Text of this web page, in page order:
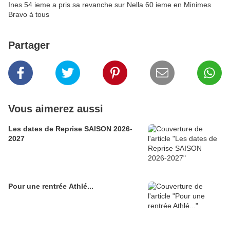
Ines 54 ieme a pris sa revanche sur Nella 60 ieme en Minimes
Bravo à tous
Partager
Vous aimerez aussi
Les dates de Reprise SAISON 2026-
2027
Pour une rentrée Athlé...